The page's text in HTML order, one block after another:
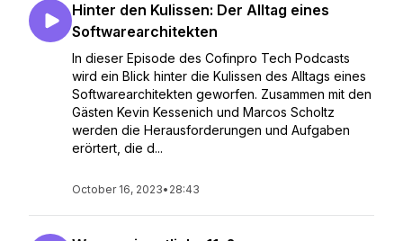
Hinter den Kulissen: Der Alltag eines
Softwarearchitekten
In dieser Episode des Cofinpro Tech Podcasts
wird ein Blick hinter die Kulissen des Alltags eines
Softwarearchitekten geworfen. Zusammen mit den
Gästen Kevin Kessenich und Marcos Scholtz
werden die Herausforderungen und Aufgaben
erörtert, die d...
October 16, 2023• 28:43